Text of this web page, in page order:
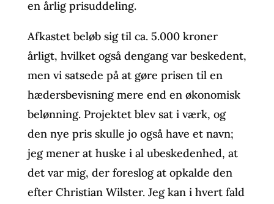
en årlig prisuddeling.
Afkastet beløb sig til ca. 5.000 kroner
årligt, hvilket også dengang var beskedent,
men vi satsede på at gøre prisen til en
hædersbevisning mere end en økonomisk
belønning. Projektet blev sat i værk, og
den nye pris skulle jo også have et navn;
jeg mener at huske i al ubeskedenhed, at
det var mig, der foreslog at opkalde den
efter Christian Wilster. Jeg kan i hvert fald